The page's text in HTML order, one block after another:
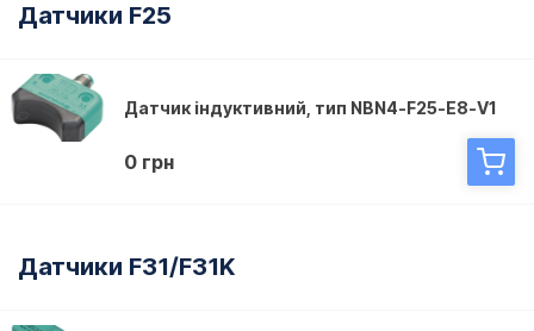
Датчики F25
Датчик індуктивний, тип NBN4-F25-E8-V1
0 грн
Датчики F31/F31K